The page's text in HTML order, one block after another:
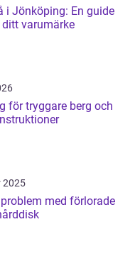
i Jönköping: En guide
varumärke
för tryggare berg och
2025
med förlorade